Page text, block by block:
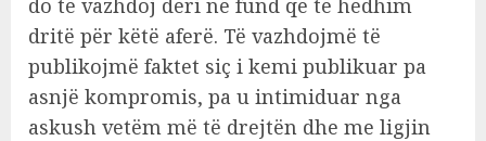
do të vazhdoj deri në fund që të hedhim
dritë për këtë aferë. Të vazhdojmë të
publikojmë faktet siç i kemi publikuar pa
asnjë kompromis, pa u intimiduar nga
askush vetëm më të drejtën dhe me ligjin